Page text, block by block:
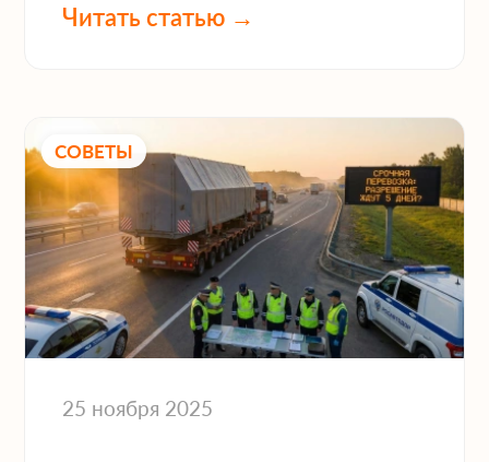
Читать статью →
СОВЕТЫ
25 ноября 2025